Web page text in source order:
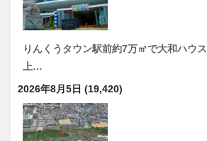
りんくうタウン駅前約7万㎡で大和ハウ
上…
2026年8月5日 (19,420)